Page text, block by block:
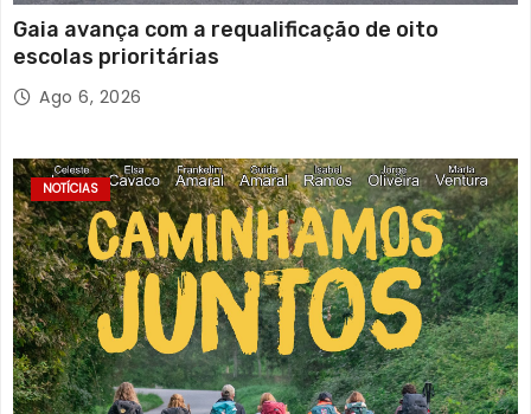
Gaia avança com a requalificação de oito
escolas prioritárias
Ago 6, 2026
NOTÍCIAS